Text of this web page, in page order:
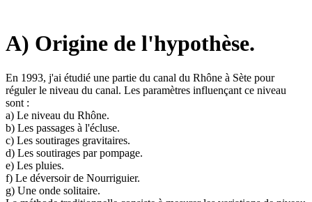
A) Origine de l'hypothèse.
En 1993, j'ai étudié une partie du canal du Rhône à Sète pour
réguler le niveau du canal. Les paramètres influençant ce niveau
sont :
a) Le niveau du Rhône.
b) Les passages à l'écluse.
c) Les soutirages gravitaires.
d) Les soutirages par pompage.
e) Les pluies.
f) Le déversoir de Nourriguier.
g) Une onde solitaire.